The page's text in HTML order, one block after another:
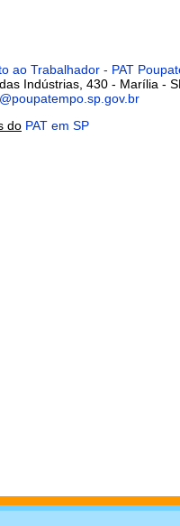
ao Trabalhador - PAT
Indústrias, 430 - Marília -
do PAT em SP